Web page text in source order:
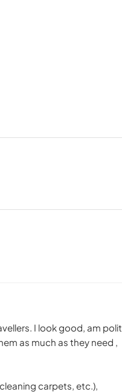
I look good, am polit
as much as they need ,
carpets, etc.),